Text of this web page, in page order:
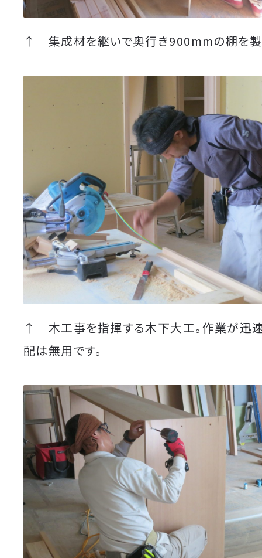
↑ 集成材を継いで奥行き900mmの棚を製
↑ 木工事を指揮する木下大工。作業が迅
配は無用です。